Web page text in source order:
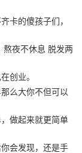
卡的傻孩子们，
熬夜不休息 脱发两
创业。
么大你不但可以
做起来就更简单
会发现，还是手